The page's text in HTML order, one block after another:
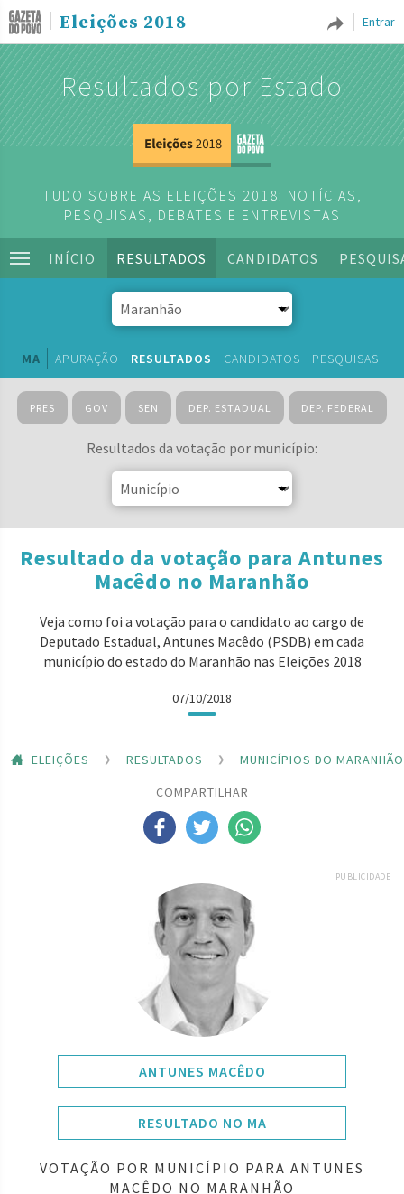
Entrar
Eleições 2018
Resultados por Estado
TUDO SOBRE AS ELEIÇÕES 2018: NOTÍCIAS,
PESQUISAS, DEBATES E ENTREVISTAS
INÍCIO RESULTADOS CANDIDATOS
MA APURAÇÃO RESULTADOS CANDIDATOS PESQUISAS
PRES GOV SEN DEP. ESTADUAL DEP. FEDERAL
Resultados da votação por município:
Resultado da votação para Antunes
Macêdo no Maranhão
Veja como foi a votação para o candidato ao cargo de
Deputado Estadual, Antunes Macêdo (PSDB) em cada
município do estado do Maranhão nas Eleições 2018
07/10/2018
ELEIÇÕES RESULTADOS
MUNICÍPIOS DO MARANHÃO
COMPARTILHAR
PUBLICIDADE
ANTUNES MACÊDO
RESULTADO NO MA
VOTAÇÃO POR MUNICÍPIO PARA ANTUNES
MACÊDO NO MARANHÃO